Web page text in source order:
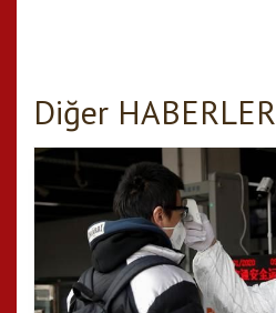
Diğer HABERLER